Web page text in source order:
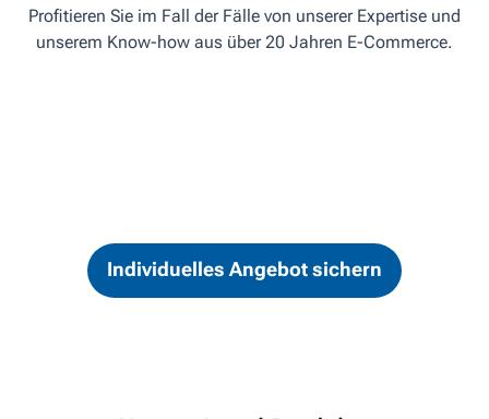
Profitieren Sie im Fall der Fälle von unserer Expertise und
unserem Know-how aus über 20 Jahren E-Commerce.
Individuelles Angebot sichern